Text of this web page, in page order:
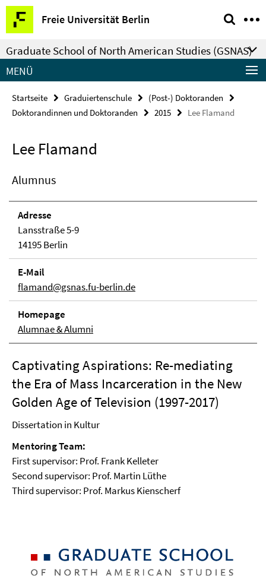
Springe
direkt
zu
Inhalt
Freie Universität Berlin
Service-
Navigation
Graduate School of North American Studies (GSNAS)
MENÜ
Startseite Graduiertenschule
(Post-) Doktoranden
Doktorandinnen und Doktoranden
2015 Lee Flamand
Lee Flamand
Alumnus
Adresse
Lansstraße 5-9
14195 Berlin
E-Mail
flamand@gsnas.fu-berlin.de
Homepage
Alumnae & Alumni
Captivating Aspirations: Re-mediating
the Era of Mass Incarceration in the New
Golden Age of Television (1997-2017)
Dissertation in Kultur
Mentoring Team:
First supervisor: Prof. Frank Kelleter
Second supervisor: Prof. Martin Lüthe
Third supervisor: Prof. Markus Kienscherf